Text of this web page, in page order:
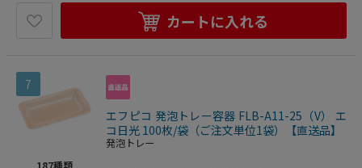
カートに入れる
7
187種類
エフピコ 発泡トレー容器 FLB-A11-25（V） エ
コ日光 100枚/袋（ご注文単位1袋）【直送品】
発泡トレー